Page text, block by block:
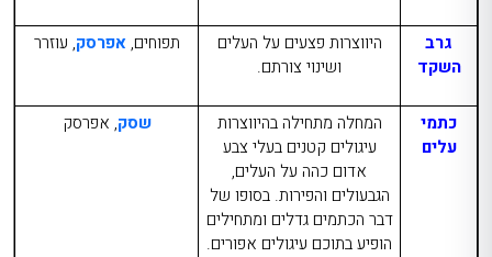
גרב
השקד
היווצרות פצעים על העלים
ושינוי צורתם.
תפוחים,אפרסק, עוזרר
כתמי
עלים
המחלה מתחילה בהיווצרות
עיגולים קטנים בעלי צבע
אדום כהה על העלים,
הגבעולים והפירות. בסופו של
דבר הכתמים גדלים ומתחילים
הופיע בתוכם עיגולים אפורים.
שסק, אפרסק